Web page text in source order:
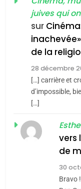
juives qui
sur
de la
28 décembre
[…] carrière et
d’impossible,
[…]
vers
de
30
Bravo